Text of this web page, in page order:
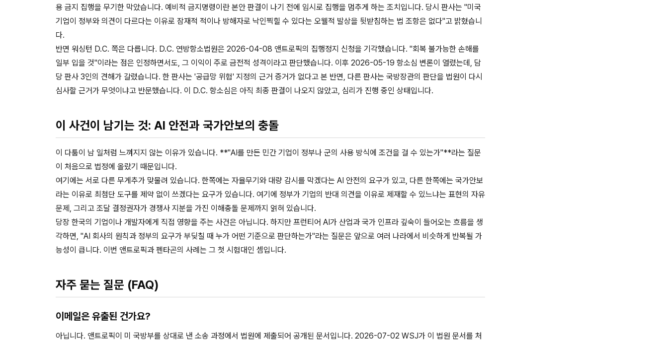
용 금지 집행을 무기한 막았습니다. 예비적 금지명령이란 본안 판결이 나기 전에 임시로 집행을 멈추게 하는 조치입니다. 당시 판사는 "미국
기업이 정부와 의견이 다르다는 이유로 잠재적 적이나 방해자로 낙인찍힐 수 있다는 오웰적 발상을 뒷받침하는 법 조항은 없다"고 밝혔습니
다.
반면 워싱턴 D.C. 쪽은 다릅니다. D.C. 연방항소법원은 2026-04-08 앤트로픽의 집행정지 신청을 기각했습니다. "회복 불가능한 손해를
일부 입을 것"이라는 점은 인정하면서도, 그 이익이 주로 금전적 성격이라고 판단했습니다. 이후 2026-05-19 항소심 변론이 열렸는데, 담
당 판사 3인의 견해가 갈렸습니다. 한 판사는 '공급망 위험' 지정의 근거 증거가 없다고 본 반면, 다른 판사는 국방장관의 판단을 법원이 다시
심사할 근거가 무엇이냐고 반문했습니다. 이 D.C. 항소심은 아직 최종 판결이 나오지 않았고, 심리가 진행 중인 상태입니다.
이 사건이 남기는 것: AI 안전과 국가안보의 충돌
이 다툼이 남 일처럼 느껴지지 않는 이유가 있습니다. **"AI를 만든 민간 기업이 정부나 군의 사용 방식에 조건을 걸 수 있는가"**라는 질문
이 처음으로 법정에 올랐기 때문입니다.
여기에는 서로 다른 무게추가 맞물려 있습니다. 한쪽에는 자율무기와 대량 감시를 막겠다는 AI 안전의 요구가 있고, 다른 한쪽에는 국가안보
라는 이유로 최첨단 도구를 제약 없이 쓰겠다는 요구가 있습니다. 여기에 정부가 기업의 반대 의견을 이유로 제재할 수 있느냐는 표현의 자유
문제, 그리고 조달 결정권자가 경쟁사 지분을 가진 이해충돌 문제까지 얽혀 있습니다.
당장 한국의 기업이나 개발자에게 직접 영향을 주는 사건은 아닙니다. 하지만 프런티어 AI가 산업과 국가 인프라 깊숙이 들어오는 흐름을 생
각하면, "AI 회사의 원칙과 정부의 요구가 부딪칠 때 누가 어떤 기준으로 판단하는가"라는 질문은 앞으로 여러 나라에서 비슷하게 반복될 가
능성이 큽니다. 이번 앤트로픽과 펜타곤의 사례는 그 첫 시험대인 셈입니다.
자주 묻는 질문 (FAQ)
이메일은 유출된 건가요?
아닙니다. 앤트로픽이 미 국방부를 상대로 낸 소송 과정에서 법원에 제출되어 공개된 문서입니다. 2026-07-02 WSJ가 이 법원 문서를 처